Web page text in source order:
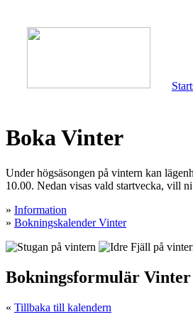
Boka Vinter
Under högsäsongen på vintern kan
10.00. Nedan visas vald startvecka, vill
» Information
» Bokningskalender Vinter
Bokningsformulär Vinter
« Tillbaka till kalendern